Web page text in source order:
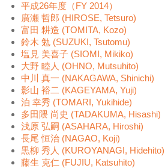
平成26年度（FY 2014）
廣瀬 哲郎 (HIROSE, Tetsuro)
富田 耕造 (TOMITA, Kozo)
鈴木 勉 (SUZUKI, Tsutomu)
塩見 美喜子 (SIOMI, Mikiko)
大野 睦人 (OHNO, Mutsuhito)
中川 真一 (NAKAGAWA, Shinichi)
影山 裕二 (KAGEYAMA, Yuji)
泊 幸秀 (TOMARI, Yukihide)
多田隈 尚史 (TADAKUMA, Hisashi)
浅原 弘嗣 (ASAHARA, Hiroshi)
長尾 恒治 (NAGAO, Koji)
黒柳 秀人 (KUROYANAGI, Hidehito)
藤生 克仁 (FUJIU, Katsuhito)